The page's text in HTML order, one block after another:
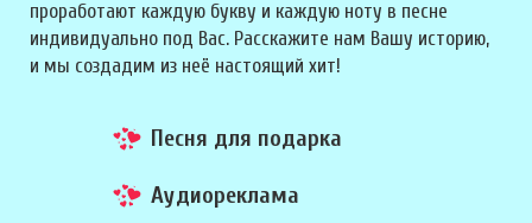
проработают каждую букву и каждую ноту в песне
индивидуально под Вас. Расскажите нам Вашу историю,
и мы создадим из неё настоящий хит!
Песня для подарка
Аудиореклама